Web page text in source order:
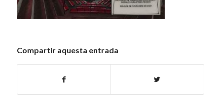
Compartir aquesta entrada